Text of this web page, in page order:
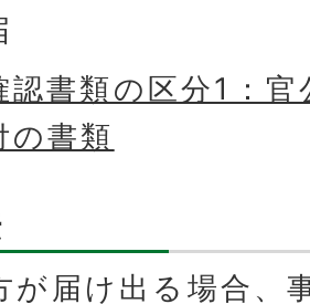
認書類の区分1：
の書類
が届け出る場合、